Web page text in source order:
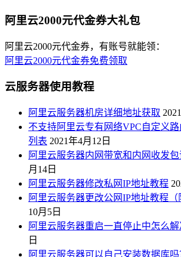
阿里云2000元代金券大礼包
阿里云2000元代金券，有账号就能领：
阿里云2000元代金券免费领取
云服务器使用教程
阿里云服务器机房详细地址获取
不支持阿里云专有网络VPC自定义
列表 2021年4月12日
阿里云服务器内网带宽和内网收发包
月14日
阿里云服务器修改私网IP地址教程
阿里云服务器更改公网IP地址教程（
10月5日
阿里云服务器重启一直停止中怎么解
日
阿里云服务器可以自己安装数据库吗